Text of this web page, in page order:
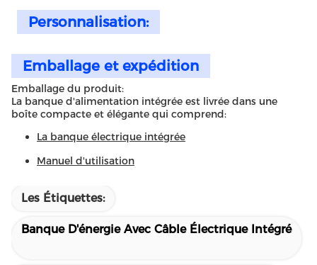
Personnalisation:
Emballage et expédition
Emballage du produit:
La banque d'alimentation intégrée est livrée dans une
boîte compacte et élégante qui comprend:
La banque électrique intégrée
Manuel d'utilisation
Les Étiquettes:
Banque D'énergie Avec Câble Électrique Intégré